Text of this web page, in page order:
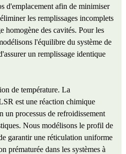
d'emplacement afin de minimiser
les remplissages incomplets
homogène des cavités. Pour les
l'équilibre du système de
un remplissage identique
de température. La
est une réaction chimique
un processus de refroidissement
Nous modélisons le profil de
garantir une réticulation uniforme
prématurée dans les systèmes à